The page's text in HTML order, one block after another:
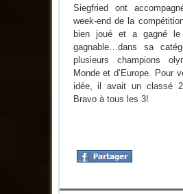
Siegfried ont
week-end de la
bien joué et a gagné
gagnable…dans sa
plusieurs champions
Monde et d’Europe. Pour
idée, il avait un classé
Bravo à tous les 3!